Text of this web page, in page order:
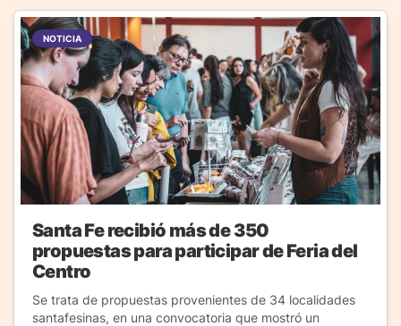
NOTICIA
Santa Fe recibió más de 350
propuestas para participar de Feria del
Centro
Se trata de propuestas provenientes de 34 localidades
santafesinas, en una convocatoria que mostró un